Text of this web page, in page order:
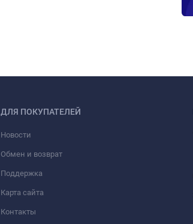
ДЛЯ ПОКУПАТЕЛЕЙ
Новости
Обмен и возврат
Поддержка
Карта сайта
Контакты